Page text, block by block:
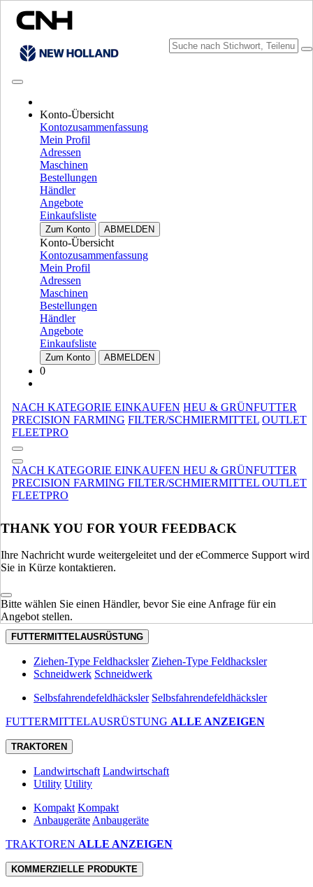
Konto-Übersicht
Kontozusammenfassung
Mein Profil
Adressen
Maschinen
Bestellungen
Händler
Angebote
Einkaufsliste
Zum Konto ABMELDEN
Konto-Übersicht
Kontozusammenfassung
Mein Profil
Adressen
Maschinen
Bestellungen
Händler
Angebote
Einkaufsliste
Zum Konto ABMELDEN
0
NACH KATEGORIE EINKAUFEN HEU & GRÜNFUTTER
PRECISION FARMING FILTER/SCHMIERMITTEL OUTLET
FLEETPRO
NACH KATEGORIE EINKAUFEN HEU & GRÜNFUTTER
PRECISION FARMING FILTER/SCHMIERMITTEL OUTLET
FLEETPRO
THANK YOU FOR YOUR FEEDBACK
Ihre Nachricht wurde weitergeleitet und der eCommerce Support wird
Sie in Kürze kontaktieren.
Bitte wählen Sie einen Händler, bevor Sie eine Anfrage für ein
Angebot stellen.
Marke wählen
Menü schließen
AUSSTATTUNG
AUSSTATTUNGALL AUSSTATTUNG
ERNTEAUSRÜSTUNG
Konventionelle Mähdreschern
Rotormähdresher Rotormähdresher
Schneidwerk Schneidwerk
Selbsfahrende Traubenlesemaschinen
Traubenlesemaschinen
Utility Mädrescher
Crossover Combines
ERNTEAUSRÜSTUNG
MATERIALHANDHABUNG
Stalldungstreuer Stalldungstreuer
Spezialisiert Spezialisiert
Ladeprogramm
MATERIALHANDHABUNGALLE ANZEIGEN
LEICHTE AUSRÜSTUNG
Kompakt Ketterlader Kompakt Ketterlader
Kompaktlader Kompaktlader
Kompakt-Radlader
LEICHTE AUSRÜSTUNGALLE ANZEIGEN
FUTTERMITTELAUSRÜSTUNG
Ziehen-Type Feldhacksler Ziehen-Type Feldhacksler
Schneidwerk Schneidwerk
Selbsfahrendefeldhäcksler Selbsfahrendefeldhäcksler
FUTTERMITTELAUSRÜSTUNG ALLE ANZEIGEN
TRAKTOREN
Landwirtschaft Landwirtschaft
Utility Utility
Kompakt Kompakt
Anbaugeräte Anbaugeräte
TRAKTOREN ALLE ANZEIGEN
KOMMERZIELLE PRODUKTE